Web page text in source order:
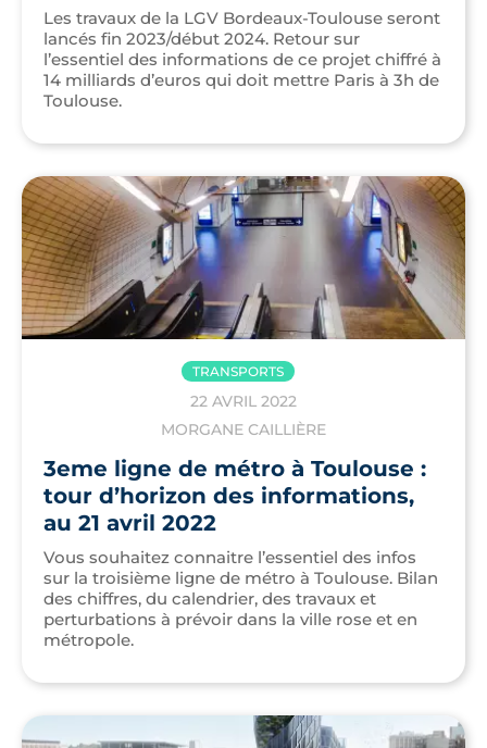
Les travaux de la LGV Bordeaux-Toulouse seront
lancés fin 2023/début 2024. Retour sur
l’essentiel des informations de ce projet chiffré à
14 milliards d’euros qui doit mettre Paris à 3h de
Toulouse.
TRANSPORTS
22 AVRIL 2022
MORGANE CAILLIÈRE
3eme ligne de métro à Toulouse :
tour d’horizon des informations,
au 21 avril 2022
Vous souhaitez connaitre l’essentiel des infos
sur la troisième ligne de métro à Toulouse. Bilan
des chiffres, du calendrier, des travaux et
perturbations à prévoir dans la ville rose et en
métropole.